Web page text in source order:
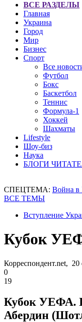
ВСЕ РАЗДЕЛЫ
Главная
Украина
Город
Мир
Бизнес
Спорт
Все
Футбол
Бокс
Баскетбол
Теннис
Формула-1
Хоккей
Шахматы
Lifestyle
Шоу-биз
Наука
БЛОГИ
СПЕЦТЕМА: Война в
ВСЕ ТЕМЫ
Вступление
Кубок
Корреспондент.net, 20
0
19
Кубок УЕФА.
Абердин